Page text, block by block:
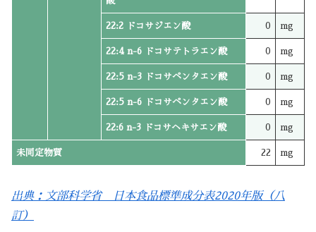
22:2 ドコサジエン酸 0 mg
22:4 n-6 ドコサテトラエン酸 0 mg
22:5 n-3 ドコサペンタエン酸 0 mg
22:5 n-6 ドコサペンタエン酸 0 mg
22:6 n-3 ドコサヘキサエン酸 0 mg
未同定物質 22 mg
出典：文部科学省 日本食品標準成分表2020年版（八
訂）